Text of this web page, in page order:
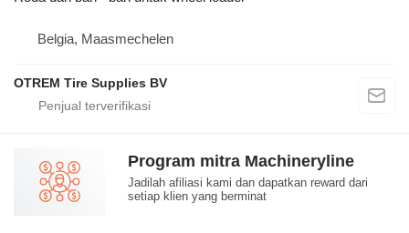
Belgia, Maasmechelen
OTREM Tire Supplies BV
Program mitra Machineryline
Jadilah afiliasi kami dan dapatkan reward dari
setiap klien yang berminat